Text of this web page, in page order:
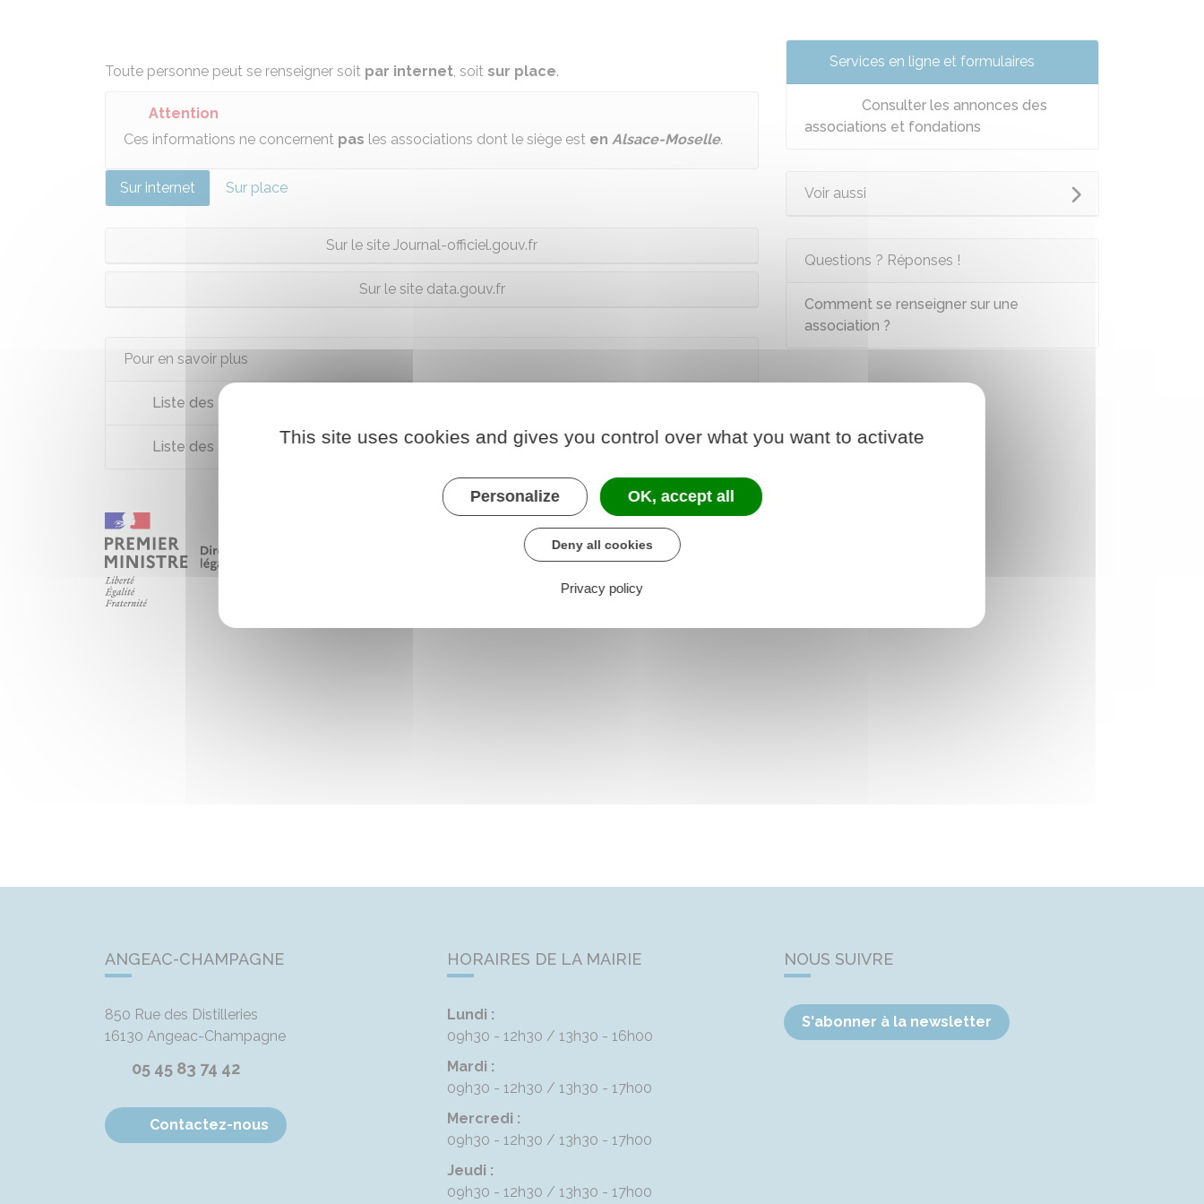
Toute personne peut se renseigner soit par internet, soit sur place.
Attention
Ces informations ne concernent pas les associations dont le siège est en Alsace-Moselle.
Sur internet Sur place
Sur le site Journal-officiel.gouv.fr
Sur le site data.gouv.fr
Pour en savoir plus
Liste des fondations reconnues d'utilité publique
Liste des fondations d'entreprise
Services en ligne et formulaires
Consulter les annonces des
associations et fondations
Voir aussi
Questions ? Réponses !
Comment se renseigner sur une
association ?
ANGEAC-CHAMPAGNE
850 Rue des Distilleries
16130 Angeac-Champagne
05 45 83 74 42
Contactez-nous
HORAIRES DE LA MAIRIE
Lundi :
09h30 - 12h30
13h30 - 16h00
Mardi :
09h30 - 12h30
13h30 - 17h00
Mercredi :
09h30 - 12h30
13h30 - 17h00
Jeudi :
09h30 - 12h30
13h30 - 17h00
NOUS SUIVRE
S'abonner à la newsletter
This site uses cookies and gives you control over what you want to activate
Personalize OK, accept all
Deny all cookies
Privacy policy